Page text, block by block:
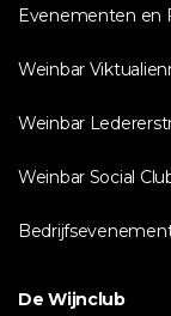
Evenementen en
Weinbar
Weinbar
Weinbar Social
De Wijnclub